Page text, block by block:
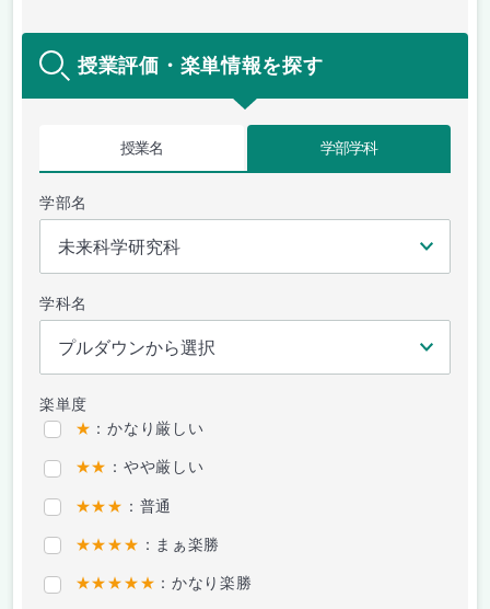
授業評価・楽単情報を探す
授業名 学部学科
学部名
学科名
楽単度
★ ：かなり厳しい
★★ ：やや厳しい
★★★ ：普通
★★★★ ：まぁ楽勝
★★★★★ ：かなり楽勝